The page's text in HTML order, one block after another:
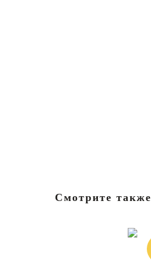
Смотрите также